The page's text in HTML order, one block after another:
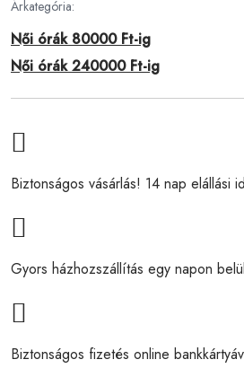
Árkategória:
Női órák 80000 Ft-ig
Női órák 240000 Ft-ig
Biztonságos vásárlás! 14 nap elállási
Gyors házhozszállítás egy napon
Biztonságos fizetés online